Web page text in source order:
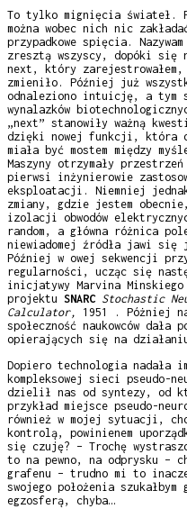
To tylko mignięcia
można wobec nich nic
przypadkowe spięcia.
zresztą wszyscy, dopóki się
next, który
zmieniło. Później już
odnaleziono intuicję, a tym
wynalazków
„next” stanowiły ważną
dzięki nowej funkcji, która
miała być mostem między
Maszyny otrzymały
pierwsi inżynierowie
eksploatacji. Niemniej
zmiany, gdzie jestem
izolacji obwodów
random, a główna różnica
niewiadomej źródła jawi się
Później w owej sekwencji
regularności, ucząc się
inicjatywy Marvina Minskiego
projektu SNARC Stochastic
Calculator, 1951 . Póżniej
społeczność naukowców
opierających się na
Dopiero technologia nadała
kompleksowej sieci pseudo-
dzielił nas od syntezy, od
przykład miejsce pseudo-
również w mojej sytuacji,
kontrolą, powinienem
się czuję? – Trochę
to na pewno, na odprysku –
grafenu – trudno mi to
swojego położenia
egzosferą, chyba…